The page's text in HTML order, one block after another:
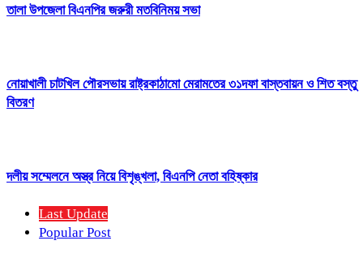
তালা উপজেলা বিএনপির জরুরী মতবিনিময় সভা
নোয়াখালী চাটখিল পৌরসভায় রাষ্ট্রকাঠামো মেরামতের ৩১দফা বাস্তবায়ন ও শিত বস্তু
বিতরণ
দলীয় সম্মেলনে অস্ত্র নিয়ে বিশৃঙ্খলা, বিএনপি নেতা বহিষ্কার
Last Update
Popular Post